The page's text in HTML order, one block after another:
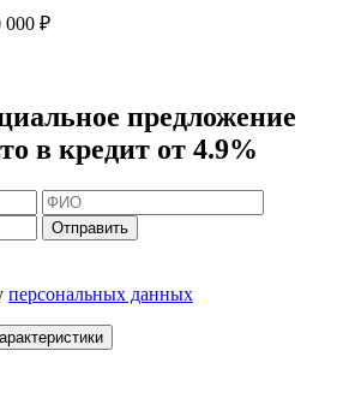
000 ₽
предложение
в кредит от 4.9%
Отправить
персональных данных